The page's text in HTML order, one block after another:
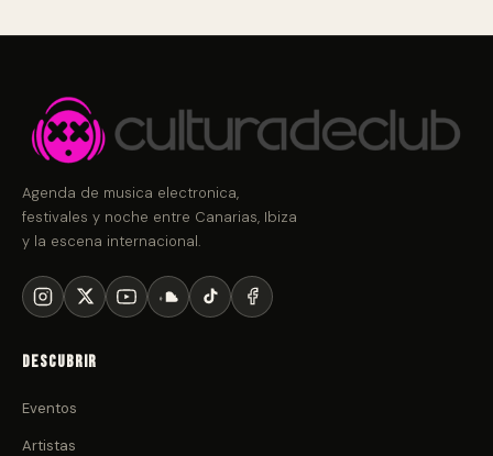
Agenda de musica electronica,
festivales y noche entre Canarias, Ibiza
y la escena internacional.
Descubrir
Eventos
Artistas